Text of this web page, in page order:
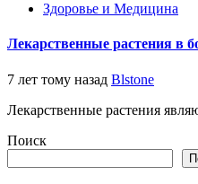
Здоровье и Медицина
Лекарственные растения в
7 лет тому назад Blstone
Лекарственные растения
Поиск